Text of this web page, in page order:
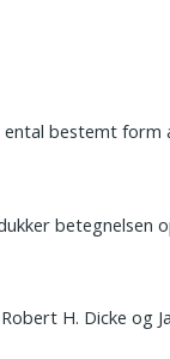
bestemt form
betegnelsen
H. Dicke og